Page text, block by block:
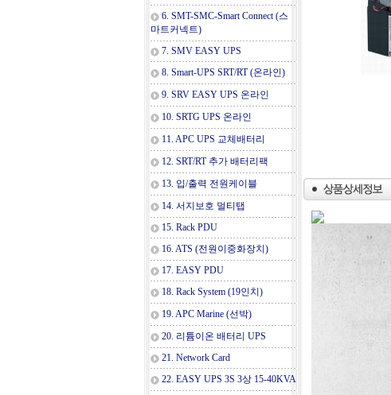
6. SMT-SMC-Smart Connect (스
마트커넥트)
7. SMV EASY UPS
8. Smart-UPS SRT/RT (온라인)
9. SRV EASY UPS 온라인
10. SRTG UPS 온라인
11. APC UPS 교체배터리
12. SRT/RT 추가 배터리팩
13. 입/출력 전원케이블
14. 서지보호 멀티탭
15. Rack PDU
16. ATS (전원이중화장치)
17. EASY PDU
18. Rack System (19인치)
19. APC Marine (선박)
20. 리튬이온 배터리 UPS
21. Network Card
22. EASY UPS 3S 3상 15-40KVA